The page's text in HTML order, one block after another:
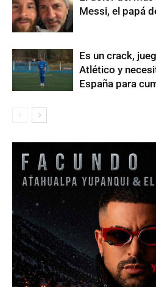
Messi, el papá
Es un crack,
Atlético y
España para